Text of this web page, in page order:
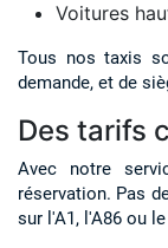
Voitures
Tous nos taxis
demande, et de
Des tarifs
Avec notre
réservation. Pas
sur l'A1, l'A86 ou